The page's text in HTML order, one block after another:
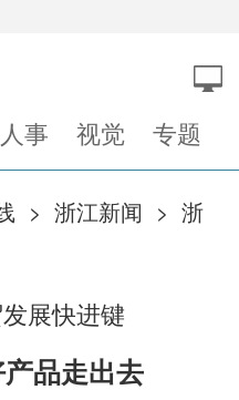
人事 视觉 专题
> 浙江新闻 > 浙
展快进键
品走出去